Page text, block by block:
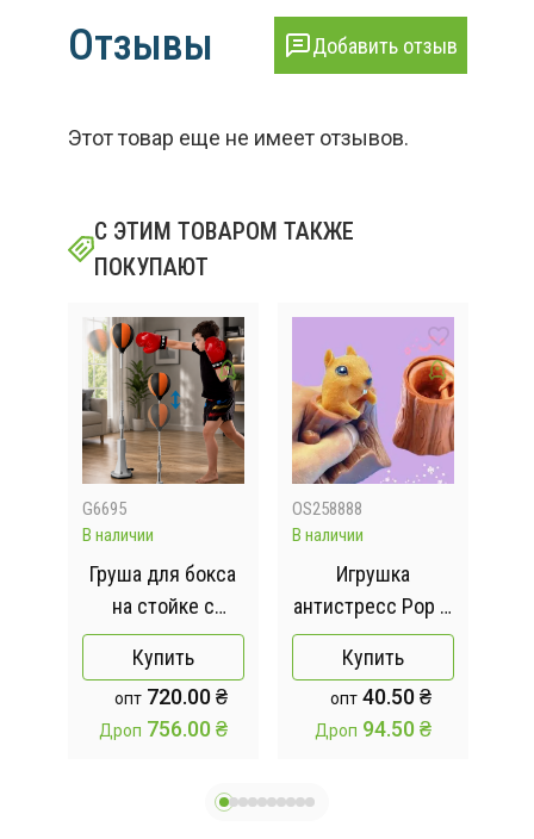
Отзывы Добавить отзыв
Этот товар еще не имеет отзывов.
С ЭТИМ ТОВАРОМ ТАКЖЕ
ПОКУПАЮТ
G6695
В наличии
Груша для бокса
на стойке с
реакционным
мячом / Груша
для тренировок /
Тренажер для
Купить
опт720.00 ₴
Дроп 756.00 ₴
OS258888
В наличии
Игрушка
антистресс Pop It
Фуфлик -
выпрыгивающая
белка
Купить
опт40.50 ₴
Дроп 94.50 ₴